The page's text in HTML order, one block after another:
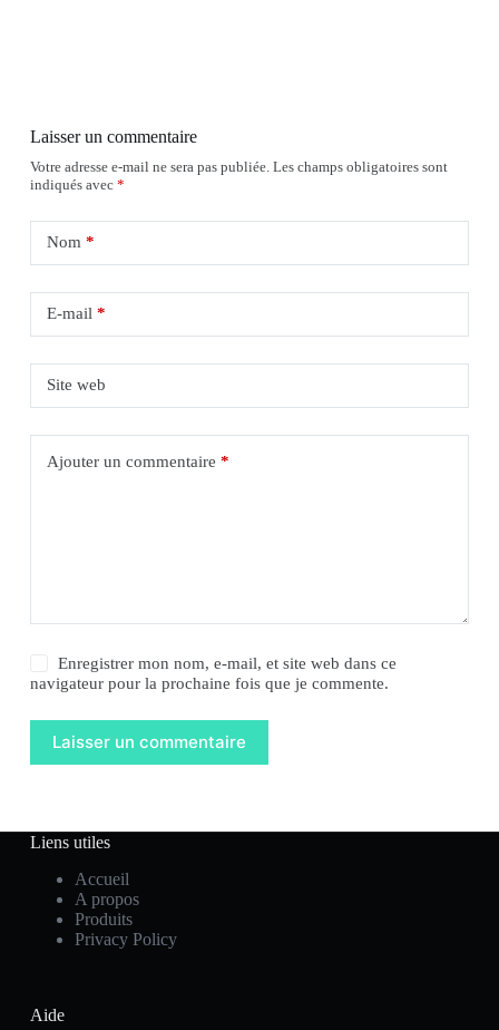
Laisser un commentaire
Votre adresse e-mail ne sera pas publiée. Les champs obligatoires sont
indiqués avec *
Nom*
E-mail*
Site web
Ajouter un commentaire *
Enregistrer mon nom, e-mail, et site web dans ce
navigateur pour la prochaine fois que je commente.
Laisser un commentaire
Liens utiles
Accueil
A propos
Produits
Privacy Policy
Aide